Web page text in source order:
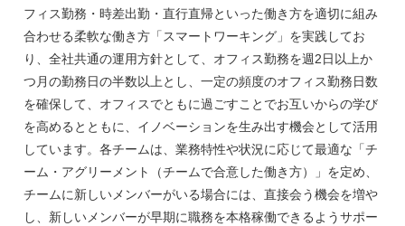
フィス勤務・時差出勤・直行直帰といった働き方を適切に組み
合わせる柔軟な働き方「スマートワーキング」を実践してお
り、全社共通の運用方針として、オフィス勤務を週2日以上か
つ月の勤務日の半数以上とし、一定の頻度のオフィス勤務日数
を確保して、オフィスでともに過ごすことでお互いからの学び
を高めるとともに、イノベーションを生み出す機会として活用
しています。各チームは、業務特性や状況に応じて最適な「チ
ーム・アグリーメント（チームで合意した働き方）」を定め、
チームに新しいメンバーがいる場合には、直接会う機会を増や
し、新しいメンバーが早期に職務を本格稼働できるようサポー